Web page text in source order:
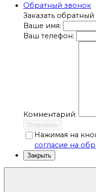
Обратный звонок
Заказать
Ваше имя:
Ваш телефон:
Комментарий:
Отправить
Нажимая на
согласие на
Закрыть